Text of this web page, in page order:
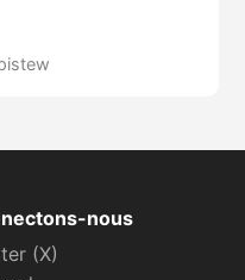
nous
(X)